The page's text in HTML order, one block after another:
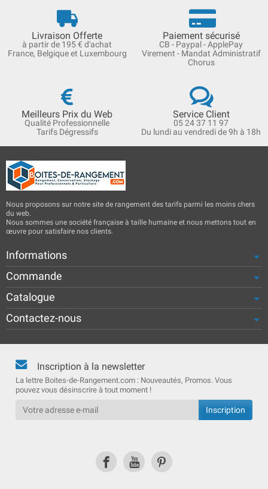
Livraison Offerte
à partir de 195 € d'achat
France, Belgique et Luxembourg
Paiement sécurisé
CB - Paypal - ApplePay
Virement - Mandat Administratif
Chorus
Meilleurs Prix du Web
Qualité Professionnelle
Tarifs Dégressifs
Service Client
05 24 37 11 97
Du lundi au vendredi de 9h à 18h
Nous proposons sur notre site de rangement des tarifs parmi les moins chers
du web.
Nous sommes une société française à taille humaine et nous mettons tout en
œuvre pour satisfaire nos clients.
Informations
Commande
Catalogue
Contactez-nous
Inscription à la newsletter
La lettre Boites-de-Rangement.com : Nouveautés, Promos. Vous
pouvez vous désinscrire à tout moment !